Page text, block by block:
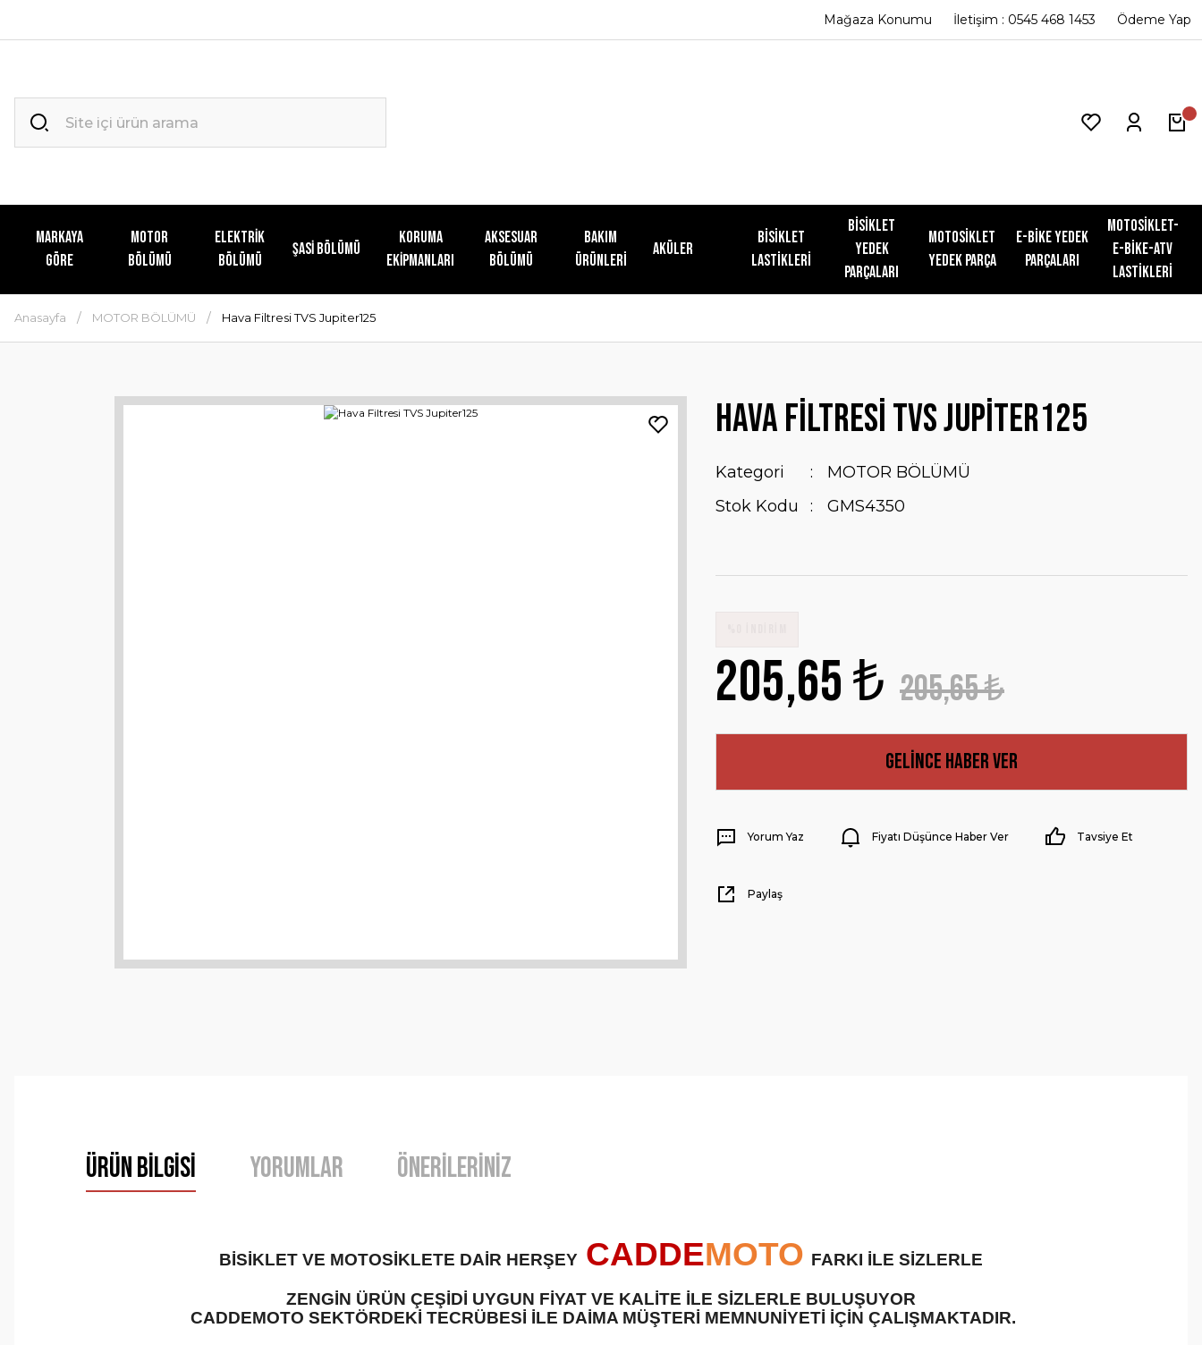
Mağaza Konumu İletişim : 0545 468 1453 Ödeme Yap
MARKAYA
GÖRE
MOTOR
BÖLÜMÜ
ELEKTRİK
BÖLÜMÜ
ŞASİ BÖLÜMÜ
KORUMA
EKİPMANLARI
AKSESUAR
BÖLÜMÜ
Bakım
Ürünleri
Aküler
Bisiklet
Lastikleri
Bisiklet
Yedek
Parçaları
Motosiklet
Yedek Parça
E-Bike Yedek
Parçaları
Motosiklet-
E-Bike-ATV
Lastikleri
Anasayfa MOTOR BÖLÜMÜ Hava Filtresi TVS Jupiter125
Hava Filtresi TVS Jupiter125
Kategori
MOTOR BÖLÜMÜ
Stok Kodu
GMS4350
205,65 ₺ 205,65 ₺
Gelince Haber Ver
Yorum Yaz Fiyatı Düşünce Haber Ver Tavsiye Et
Paylaş
Ürün Bilgisi Yorumlar Önerileriniz
BİSİKLET VE MOTOSİKLETE DAİR HERŞEY CADDEMOTO FARKI İLE SİZLERLE
ZENGİN ÜRÜN ÇEŞİDİ UYGUN FİYAT VE KALİTE İLE SİZLERLE BULUŞUYOR
CADDEMOTO SEKTÖRDEKİ TECRÜBESİ İLE DAİMA MÜŞTERİ MEMNUNİYETİ İÇİN ÇALIŞMAKTADIR.